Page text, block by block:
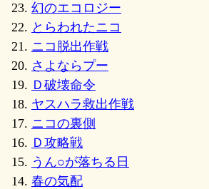
23. 幻のエコロジー
22. とらわれたニコ
21. ニコ脱出作戦
20. さよならプー
19. Ｄ破壊命令
18. ヤスハラ救出作戦
17. ニコの裏側
16. Ｄ攻略戦
15. うん○が落ちる日
14. 春の気配